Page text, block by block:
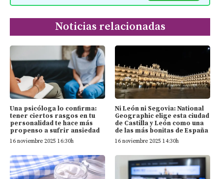
Noticias relacionadas
Una psicóloga lo confirma:
tener ciertos rasgos en tu
personalidad te hace más
propenso a sufrir ansiedad
16 noviembre 2025 16:30h
Ni León ni Segovia: National
Geographic elige esta ciudad
de Castilla y León como una
de las más bonitas de España
16 noviembre 2025 14:30h